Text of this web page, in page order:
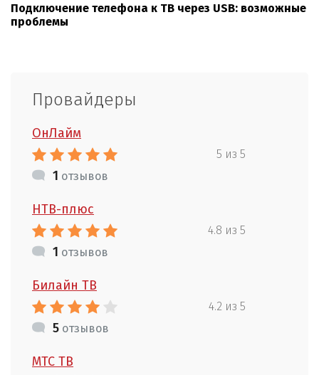
Подключение телефона к ТВ через USB: возможные
проблемы
Провайдеры
ОнЛайм
5 из 5
1 отзывов
НТВ-плюс
4.8 из 5
1 отзывов
Билайн ТВ
4.2 из 5
5 отзывов
МТС ТВ